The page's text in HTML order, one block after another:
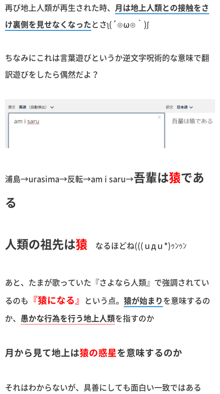
再び地上人類が再生された時、 月は地上人類との接触をさ
け裏側を見せなくなったとさʅ(´⊙ω⊙｀)ʃ
ちなみにこれは言葉遊びというか逆文字呪術的な意味で翻
訳遊びをしたら偶然だよ？
浦島→urasima→反転→am i saru→吾輩は猿であ
る
人類の祖先は猿 なるほどね(((ｕдｕ*)ｩﾝｩﾝ
あと、たまが歌っていた『さよなら人類』で強調されてい
るのも 『猿になる』 という点。 猿が始まりを意味するの
か、 愚かな行為を行う地上人類を指すのか
月から見て地上は猿の惑星を意味するのか
それはわからないが、具善にしても面白い一致ではある